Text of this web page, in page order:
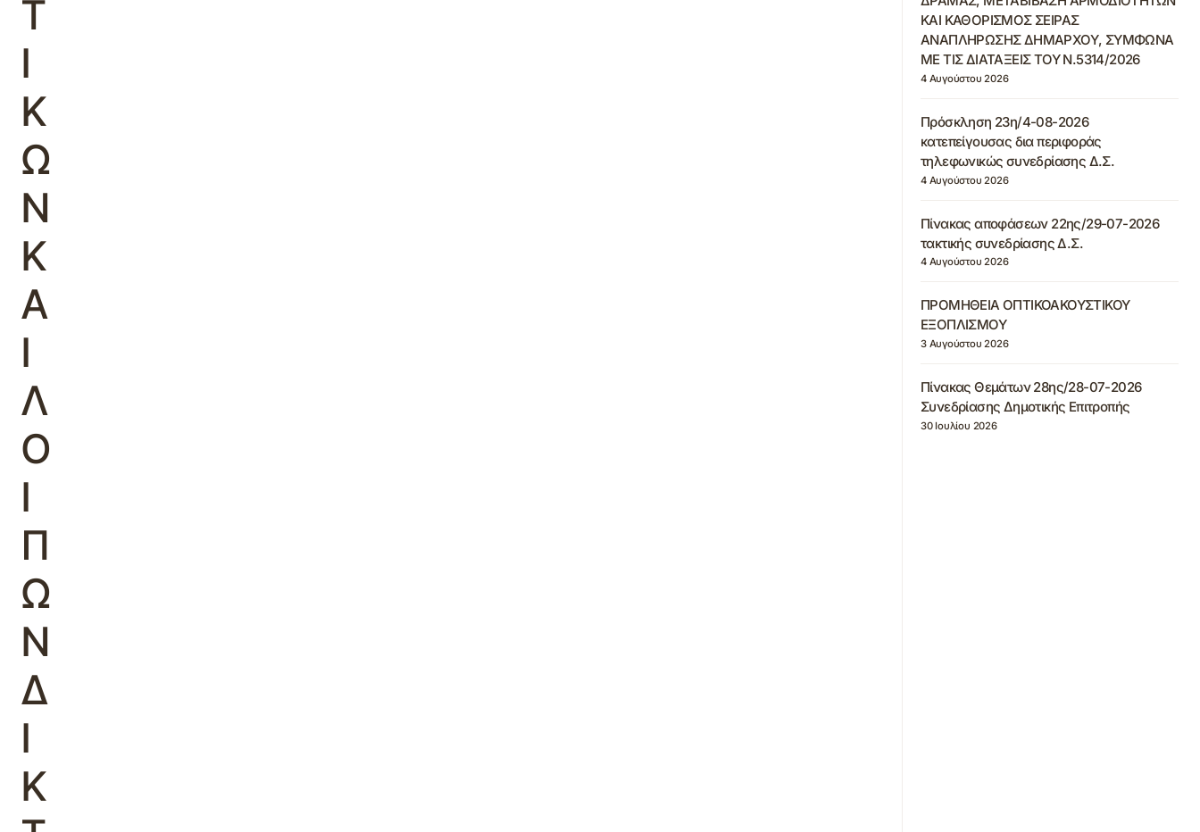
Τ
Ι
Κ
Ω
Ν
Κ
Α
Ι
Λ
Ο
Ι
Π
Ω
Ν
Δ
Ι
Κ
ΚΑΙ ΚΑΘΟΡΙΣΜΟΣ ΣΕΙΡΑΣ
ΑΝΑΠΛΗΡΩΣΗΣ ΔΗΜΑΡΧΟΥ, ΣΥΜΦΩΝΑ
ΜΕ ΤΙΣ ΔΙΑΤΑΞΕΙΣ ΤΟΥ Ν.5314/2026
4 Αυγούστου 2026
Πρόσκληση 23η/4-08-2026
κατεπείγουσας δια περιφοράς
τηλεφωνικώς συνεδρίασης Δ.Σ.
4 Αυγούστου 2026
Πίνακας αποφάσεων 22ης/29-07-2026
τακτικής συνεδρίασης Δ.Σ.
4 Αυγούστου 2026
ΠΡΟΜΗΘΕΙΑ ΟΠΤΙΚΟΑΚΟΥΣΤΙΚΟΥ
ΕΞΟΠΛΙΣΜΟΥ
3 Αυγούστου 2026
Πίνακας Θεμάτων 28ης/28-07-2026
Συνεδρίασης Δημοτικής Επιτροπής
30 Ιουλίου 2026